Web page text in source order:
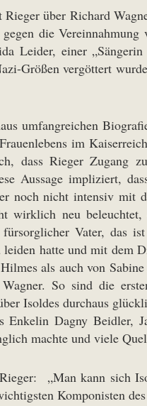
über Richard
die
Leider, einer
Größen vergöttert
umfangreichen
im
dass Rieger Zugang
Aussage impliziert,
noch nicht intensiv mit
wirklich neu
Vater, das
hatte und mit dem
als auch von
So sind die
Isoldes durchaus
Enkelin Dagny Beidler,
machte und viele
„Man kann sich
Komponisten